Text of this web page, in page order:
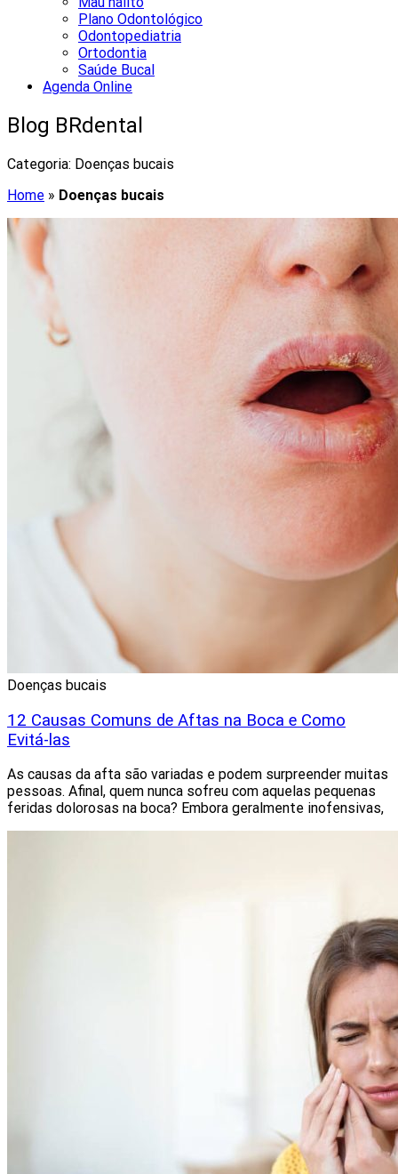
Plano Odontológico
Odontopediatria
Ortodontia
Saúde Bucal
Agenda Online
Blog BRdental
Categoria: Doenças bucais
Home » Doenças bucais
Doenças bucais
12 Causas Comuns de Aftas na Boca e Como
Evitá-las
As causas da afta são variadas e podem surpreender muitas
pessoas. Afinal, quem nunca sofreu com aquelas pequenas
feridas dolorosas na boca? Embora geralmente inofensivas,